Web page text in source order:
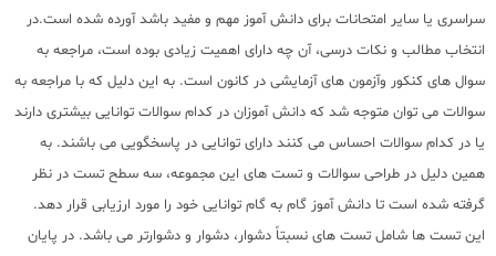
سراسری یا سایر امتحانات برای دانش آموز مهم و مفید باشد آورده شده است.در
انتخاب مطالب و نکات درسی، آن چه دارای اهمیت زیادی بوده است، مراجعه به
سوال های کنکور وآزمون های آزمایشی در کانون است. به این دلیل که با مراجعه به
سوالات می توان متوجه شد که دانش آموزان در کدام سوالات توانایی بیشتری دارند
یا در کدام سوالات احساس می کنند دارای توانایی در پاسخگویی می باشند. به
همین دلیل در طراحی سوالات و تست های این مجموعه، سه سطح تست در نظر
گرفته شده است تا دانش آموز گام به گام توانایی خود را مورد ارزیابی قرار دهد.
این تست ها شامل تست های نسبتاً دشوار، دشوار و دشوارتر می باشد. در پایان